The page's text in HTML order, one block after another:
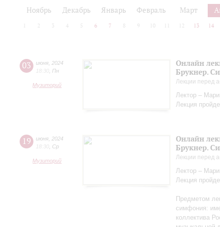
Ноябрь Декабрь Январь Февраль Март
2 3 4 5 6 7 8 9 10 12 13 14
03 июня 2024
18:30 Пн
Музиторий
Онлайн
Брукнер.
Лекции перед
Лектор –
Лекция
19 июня 2024
18:30 Ср
Музиторий
Онлайн
Брукнер.
Лекции перед
Лектор –
Лекция
Предметом
симфония:
коллектива